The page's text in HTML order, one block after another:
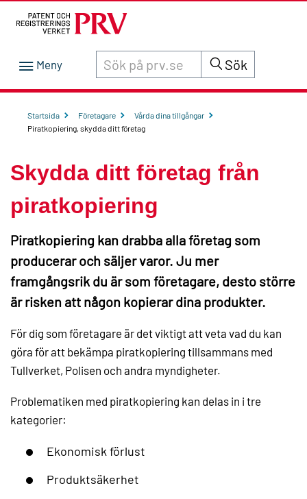
Sök innehåll på siten prv.se Sök
Startsida Företagare
Vårda dina tillgångar
Piratkopiering, skydda ditt företag
Skydda ditt företag från
piratkopiering
Piratkopiering kan drabba alla företag som
producerar och säljer varor. Ju mer
framgångsrik du är som företagare, desto större
är risken att någon kopierar dina produkter.
För dig som företagare är det viktigt att veta vad du kan
göra för att bekämpa piratkopiering tillsammans med
Tullverket, Polisen och andra myndigheter.
Problematiken med piratkopiering kan delas in i tre
kategorier:
Ekonomisk förlust
Produktsäkerhet